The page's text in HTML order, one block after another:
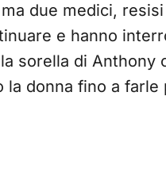
due medici,
e hanno
sorella di
la donna fino a